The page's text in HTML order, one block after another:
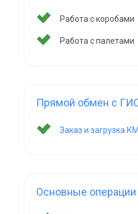
Работа с коробами
Работа с палетами
Прямой обмен с
Заказ и загрузка
Основные операции